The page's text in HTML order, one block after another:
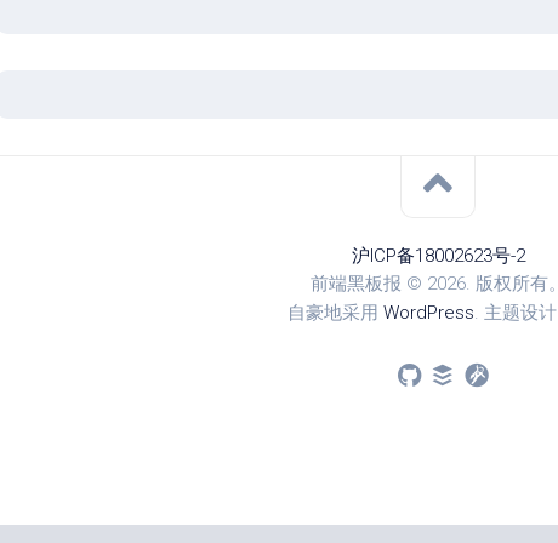
沪ICP备18002623号-2
前端黑板报 © 2026. 版权所有。
自豪地采用 WordPress. 主题设计